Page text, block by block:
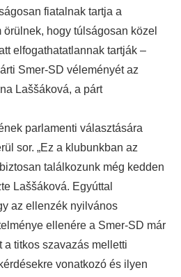
fiatalnak tartja a
hogy túlságosan közel
elfogathatatlannak tartják –
Smer-SD véleményét az
Laššáková, a párt
parlamenti választására
sor. „Ez a klubunkban az
találkozunk még kedden
Laššáková. Egyúttal
az ellenzék nyilvános
ellenére a Smer-SD már
a titkos szavazás melletti
vonatkozó és ilyen